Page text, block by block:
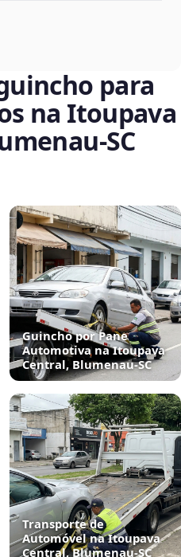
para
na Itoupava
Guincho por Pane
Automotiva na Itoupava
Central, Blumenau‑SC
Transporte de
Automóvel na Itoupava
Central, Blumenau‑SC